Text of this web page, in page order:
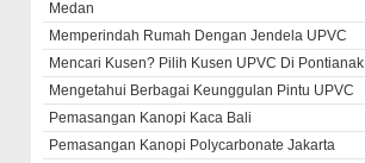
Medan
Memperindah Rumah Dengan Jendela UPVC
Mencari Kusen? Pilih Kusen UPVC Di Pontianak
Mengetahui Berbagai Keunggulan Pintu UPVC
Pemasangan Kanopi Kaca Bali
Pemasangan Kanopi Polycarbonate Jakarta